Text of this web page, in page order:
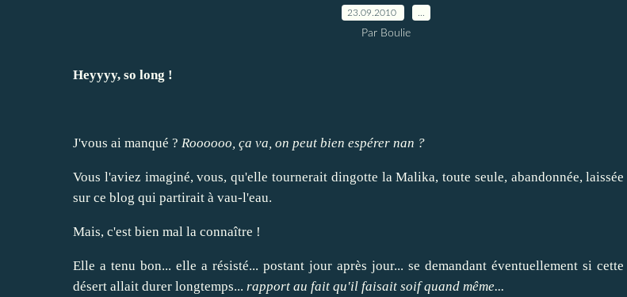
23.09.2010
Par Boulie
Heyyyy, so long !
J'vous ai manqué ? Roooooo, ça va, on peut bien espérer nan ?
Vous l'aviez imaginé, vous, qu'elle tournerait dingotte la Malika, toute seule, abandonnée,
sur ce blog qui partirait à vau-l'eau.
Mais, c'est bien mal la connaître !
Elle a tenu bon... elle a résisté... postant jour après jour... se demandant éventuellement si cette
désert allait durer longtemps... rapport au fait qu'il faisait soif quand même...